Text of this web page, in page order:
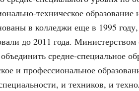
техническое
в колледжи еще в 1995
до 2011 года.
средне-специальное
и профессиональное
и техников, и